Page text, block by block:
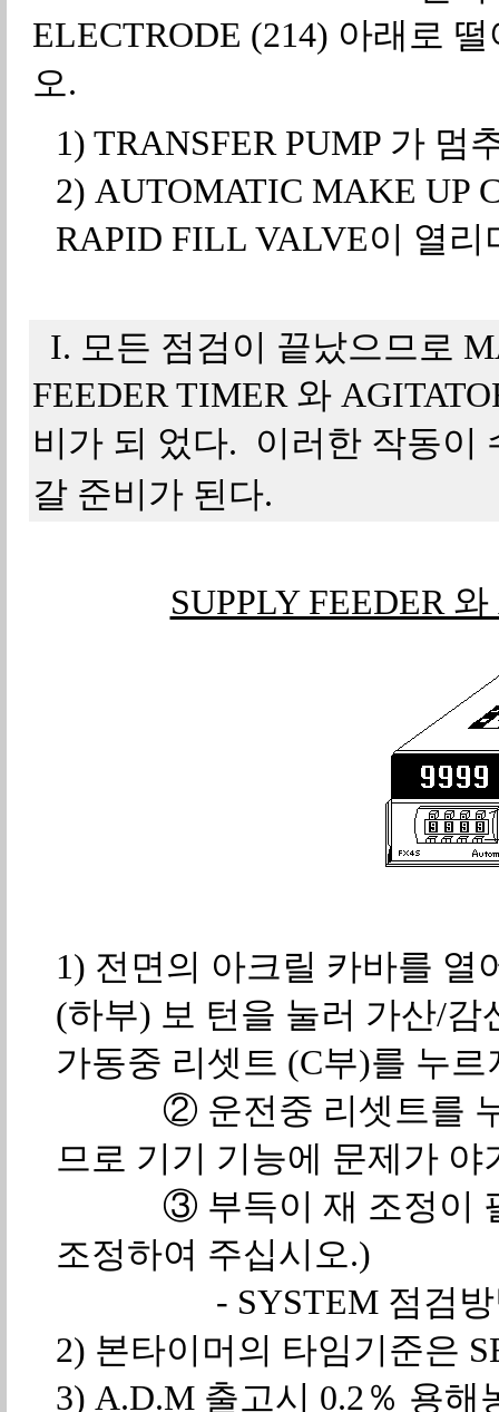
ELECTRODE (214) 아래로
오.
1) TRANSFER PUMP 가 멈
2) AUTOMATIC MAKE UP
RAPID FILL VALVE이 열리
I. 모든 점검이 끝났으므로
FEEDER TIMER 와
비가 되 었다. 이러한 작동이
갈 준비가 된다.
SUPPLY FEEDER
1) 전면의 아크릴 카바를 열
(하부) 보 턴을 눌러 가산/
가동중 리셋트 (C부)를 누
② 운전중 리셋트를 누
므로 기기 기능에 문제
③ 부득이 재 조정이 필
조정하여 주십시오.)
- SYSTEM 점검방
2) 본타이머의 타임기준은
3) A.D.M 출고시 0.2％ 용해